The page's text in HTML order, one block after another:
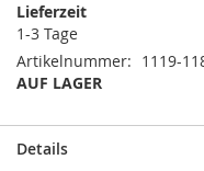
Lieferzeit
1-3 Tage
Artikelnummer
1119-
AUF LAGER
Details